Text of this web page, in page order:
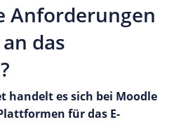
Anforderungen
das
handelt es sich bei Moodle
für das E-